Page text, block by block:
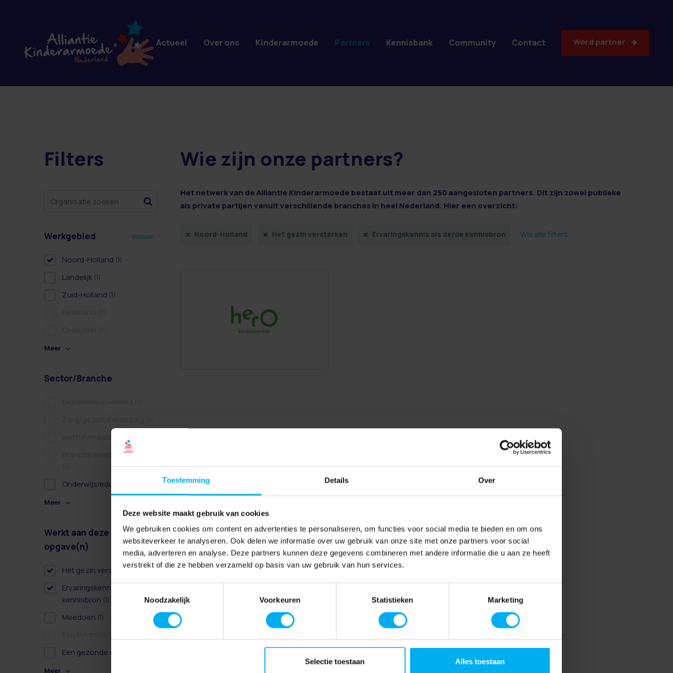
Toestemming Details Over
Deze website maakt gebruik van cookies
We gebruiken cookies om content en advertenties te personaliseren, om functies voor social media te bieden en om ons
websiteverkeer te analyseren. Ook delen we informatie over uw gebruik van onze site met onze partners voor social
media, adverteren en analyse. Deze partners kunnen deze gegevens combineren met andere informatie die u aan ze heeft
verstrekt of die ze hebben verzameld op basis van uw gebruik van hun services.
Noodzakelijk
Voorkeuren Statistieken Marketing
Selectie toestaan Alles toestaan
1 resultaten
Filters
Werkgebied Wissen
Noord-Holland (1)
Landelijk (1)
Zuid-Holland (1)
Meer
Sector/Branche
Welzijn/maatschappelijk
Branche/koepel/belangen
Onderwijs/educatie
Meer
Werkt aan deze
opgave(n)
Wissen
Het gezin versterken(1)
Ervaringskennis als derde
kennisbron (1)
Meedoen (1)
Een gezonde dag
Meer
Wie zijn onze partners?
Het netwerk van de Alliantie Kinderarmoede bestaat uit meer dan 250 aangesloten partners. Dit zijn zowel publieke
als private partijen vanuit verschillende branches in heel Nederland. Hier een overzicht:
Noord-Holland Het gezin versterken Ervaringskennis als derde kennisbron Wis alle filters
Actueel Over ons Kinderarmoede Partners Kennisbank Community Contact Word partner